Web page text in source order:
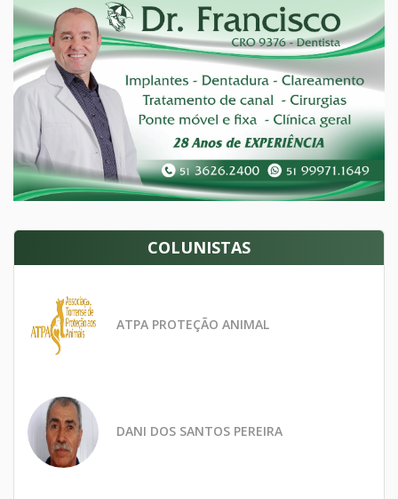
COLUNISTAS
ATPA PROTEÇÃO ANIMAL
DANI DOS SANTOS PEREIRA